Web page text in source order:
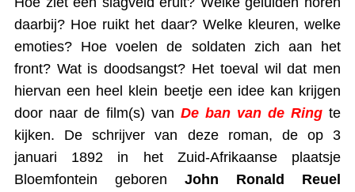
daarbij? Hoe ruikt het daar? Welke kleuren, welke
emoties? Hoe voelen de soldaten zich aan het
front? Wat is doodsangst? Het toeval wil dat men
hiervan een heel klein beetje een idee kan krijgen
door naar de film(s) van De ban van de Ringte
kijken. De schrijver van deze roman, de op 3
januari 1892 in het Zuid-Afrikaanse plaatsje
Bloemfontein geboren John Ronald Reuel